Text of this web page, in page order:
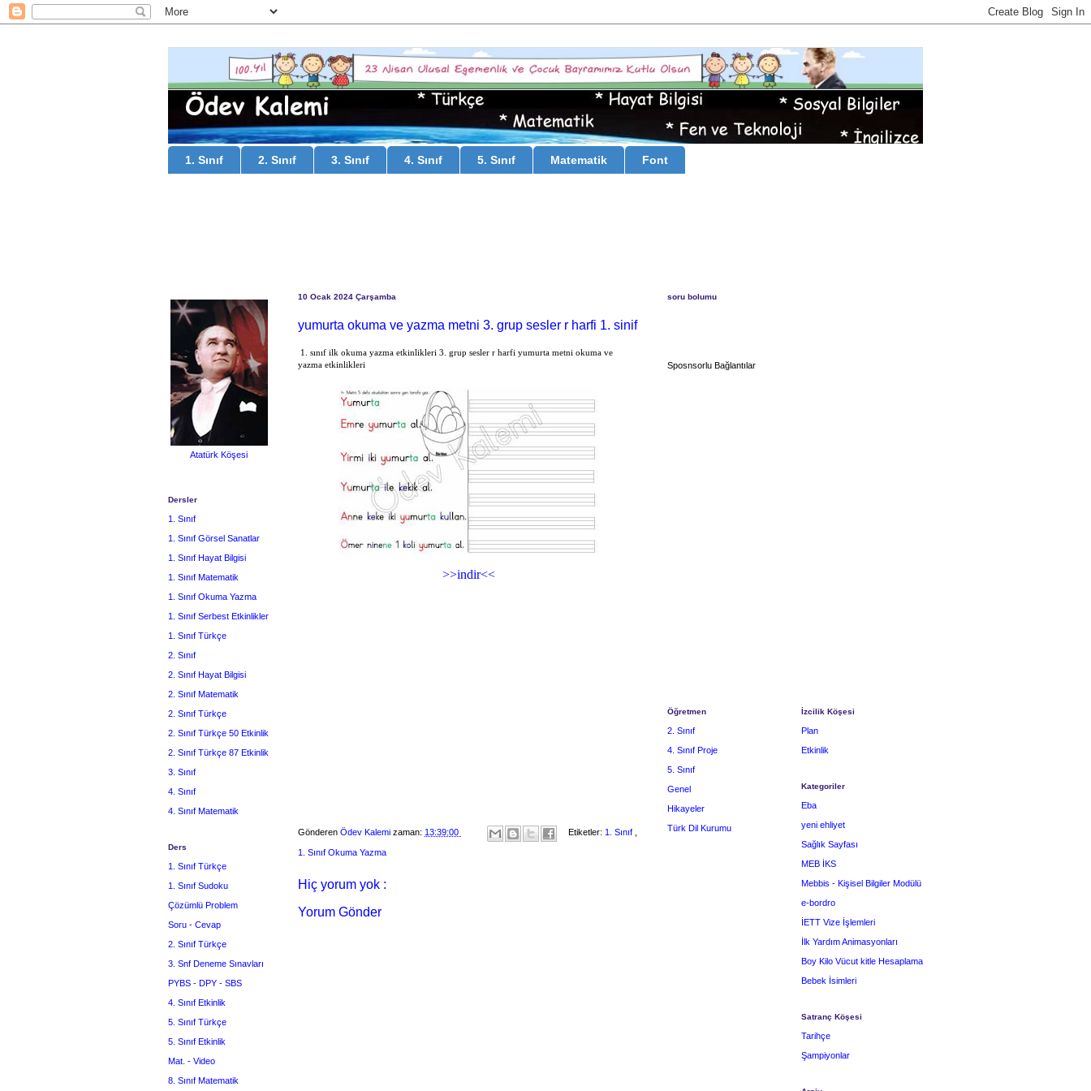
1. Sınıf 2. Sınıf 3. Sınıf 4. Sınıf 5. Sınıf Matematik Font
10 Ocak 2024 Çarşamba
yumurta okuma ve yazma metni 3. grup sesler r harfi 1. sinif
1. sınıf ilk okuma yazma etkinlikleri 3. grup sesler r harfi yumurta metni okuma ve
yazma etkinlikleri
>>indir<<
Gönderen Ödev Kalemi zaman: 13:39:00 Etiketler: 1. Sınıf
1. Sınıf Okuma Yazma
Hiç yorum yok :
Yorum Gönder
Atatürk Köşesi
Dersler
1. Sınıf
1. Sınıf Görsel Sanatlar
1. Sınıf Hayat Bilgisi
1. Sınıf Matematik
1. Sınıf Okuma Yazma
1. Sınıf Serbest Etkinlikler
1. Sınıf Türkçe
2. Sınıf
2. Sınıf Hayat Bilgisi
2. Sınıf Matematik
2. Sınıf Türkçe
2. Sınıf Türkçe 50 Etkinlik
2. Sınıf Türkçe 87 Etkinlik
3. Sınıf
4. Sınıf
4. Sınıf Matematik
Ders
1. Sınıf Türkçe
1. Sınıf Sudoku
Çözümlü Problem
Soru - Cevap
2. Sınıf Türkçe
3. Snf Deneme Sınavları
PYBS - DPY - SBS
4. Sınıf Etkinlik
5. Sınıf Türkçe
5. Sınıf Etkinlik
Mat. - Video
8. Sınıf Matematik
soru bolumu
Sposnsorlu Bağlantılar
Öğretmen
2. Sınıf
4. Sınıf Proje
5. Sınıf
Genel
Hikayeler
Türk Dil Kurumu
İzcilik Köşesi
Plan
Etkinlik
Kategoriler
Eba
yeni ehliyet
Sağlık Sayfası
MEB İKS
Mebbis - Kişisel Bilgiler Modülü
e-bordro
İETT Vize İşlemleri
İlk Yardım Animasyonları
Boy Kilo Vücut kitle Hesaplama
Bebek İsimleri
Satranç Köşesi
Tarihçe
Şampiyonlar